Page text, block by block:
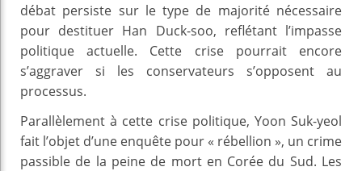
débat persiste sur le type de majorité nécessaire
pour destituer Han Duck-soo, reflétant l’impasse
politique actuelle. Cette crise pourrait encore
s’aggraver si les conservateurs s’opposent au
processus.
Parallèlement à cette crise politique, Yoon Suk-yeol
fait l’objet d’une enquête pour « rébellion », un crime
passible de la peine de mort en Corée du Sud. Les